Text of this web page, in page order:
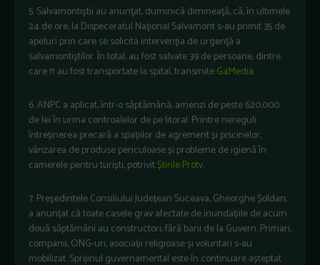
5. Salvamontiştii au anunţat, duminică dimineaţă, că, în ultimele
24 de ore, la Dispeceratul Naţional Salvamont s-au primit 35 de
apeluri prin care se solicita intervenţia de urgenţă a
salvamontiştilor. În total, au fost salvate 39 de persoane, dintre
care 11 au fost transportate la spital, transmiteG4Media.
6. ANPC a aplicat, într-o săptămână, amenzi de peste 620.000
de lei în urma controalelor de pe litoral. Printre nereguli:
întreținerea precară a spațiilor de agrement și piscinelor,
vânzarea de produse periculoase și probleme de igienă în
camerele pentru turiști, potrivitȘtirile Protv.
7. Președintele Consiliului Județean Suceava, Gheorghe Șoldan,
a anunțat că toate casele grav afectate de inundațiile de acum
două săptămâni au constructori, fără bani de la Guvern. Primari,
companii, ONG-uri, asociații religioase și voluntari s-au
mobilizat. Sprijinul guvernamental este în continuare așteptat